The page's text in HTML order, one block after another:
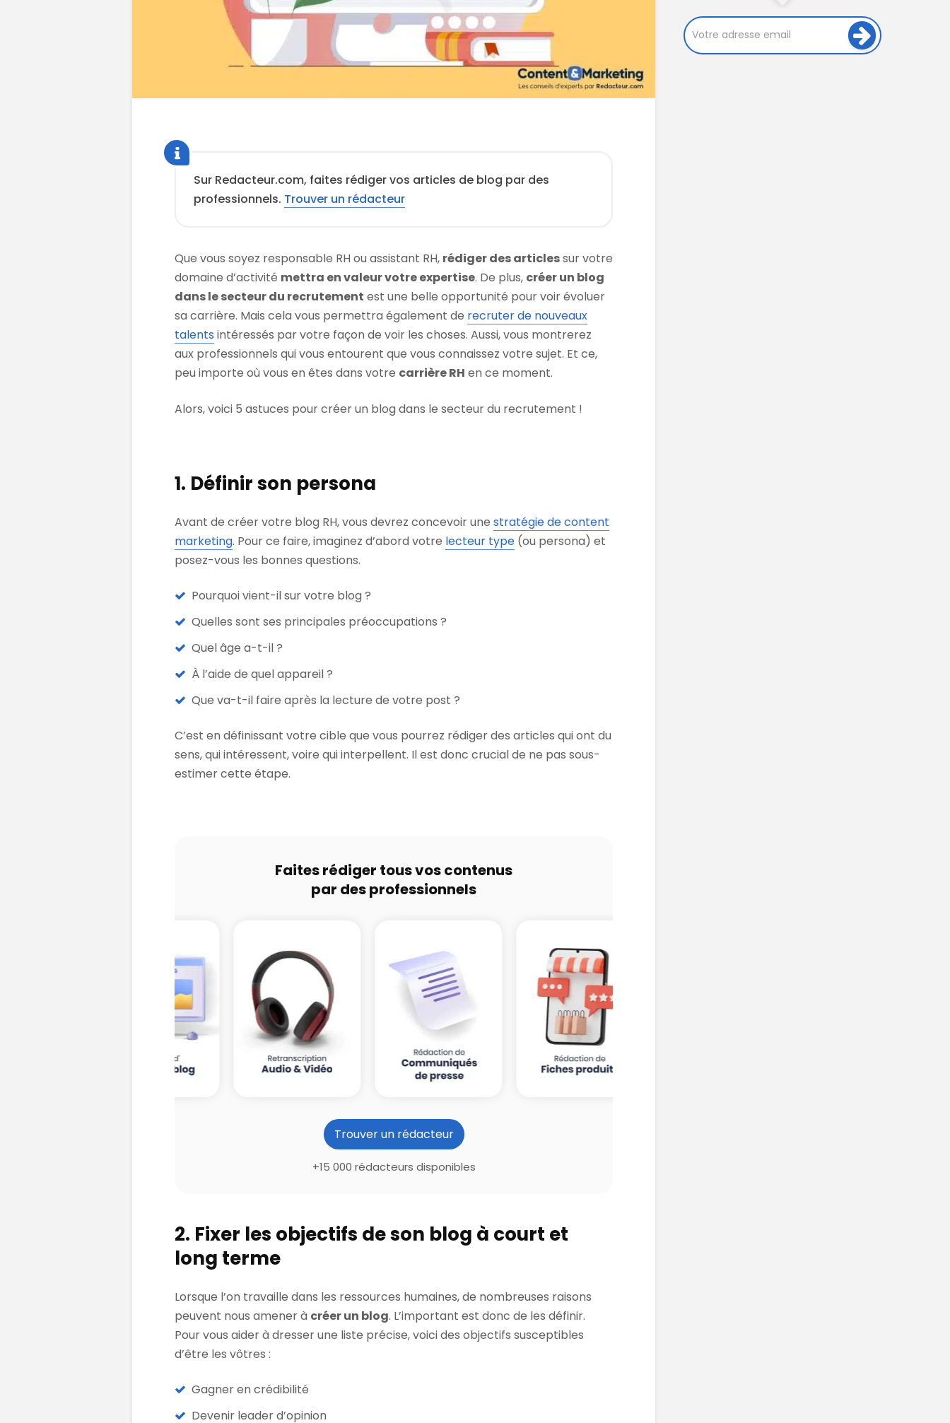
Sur Redacteur.com, faites rédiger vos articles de blog par des
professionnels. Trouver un rédacteur
Que vous soyez responsable RH ou assistant RH, rédiger des articlessur votre
domaine d’activité mettra en valeur votre expertise. De plus, créer un blog
dans le secteur du recrutement est une belle opportunité pour voir évoluer
sa carrière. Mais cela vous permettra également de recruter de nouveaux
talents intéressés par votre façon de voir les choses. Aussi, vous montrerez
aux professionnels qui vous entourent que vous connaissez votre sujet. Et ce,
peu importe où vous en êtes dans votre carrière RH en ce moment.
Alors, voici 5 astuces pour créer un blog dans le secteur du recrutement !
1. Définir son persona
Avant de créer votre blog RH, vous devrez concevoir une stratégie de content
marketing. Pour ce faire, imaginez d’abord votre lecteur type (ou persona) et
posez-vous les bonnes questions.
Pourquoi vient-il sur votre blog ?
Quelles sont ses principales préoccupations ?
Quel âge a-t-il ?
À l’aide de quel appareil ?
Que va-t-il faire après la lecture de votre post ?
C’est en définissant votre cible que vous pourrez rédiger des articles qui ont du
sens, qui intéressent, voire qui interpellent. Il est donc crucial de ne pas sous-
estimer cette étape.
Faites rédiger tous vos contenus
par des professionnels
Trouver un rédacteur
+15 000 rédacteurs disponibles
2. Fixer les objectifs de son blog à court et
long terme
Lorsque l’on travaille dans les ressources humaines, de nombreuses raisons
peuvent nous amener à créer un blog. L’important est donc de les définir.
Pour vous aider à dresser une liste précise, voici des objectifs susceptibles
d’être les vôtres :
Gagner en crédibilité
Devenir leader d’opinion